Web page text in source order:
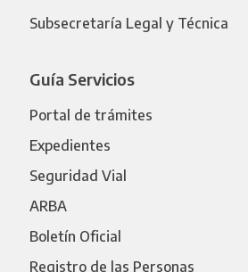
Subsecretaría Legal y Técnica
Guía Servicios
Portal de trámites
Expedientes
Seguridad Vial
ARBA
Boletín Oficial
Registro de las Personas